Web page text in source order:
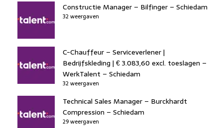
Constructie Manager – Bilfinger – Schiedam
32 weergaven
C-Chauffeur – Serviceverlener |
Bedrijfskleding | € 3.083,60 excl. toeslagen –
WerkTalent – Schiedam
32 weergaven
Technical Sales Manager – Burckhardt
Compression – Schiedam
29 weergaven